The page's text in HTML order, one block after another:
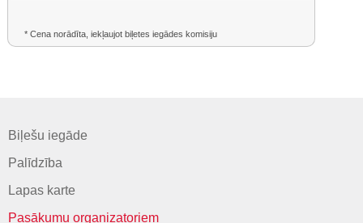
* Cena norādīta, iekļaujot biļetes iegādes komisiju
Biļešu iegāde
Palīdzība
Lapas karte
Pasākumu organizatoriem